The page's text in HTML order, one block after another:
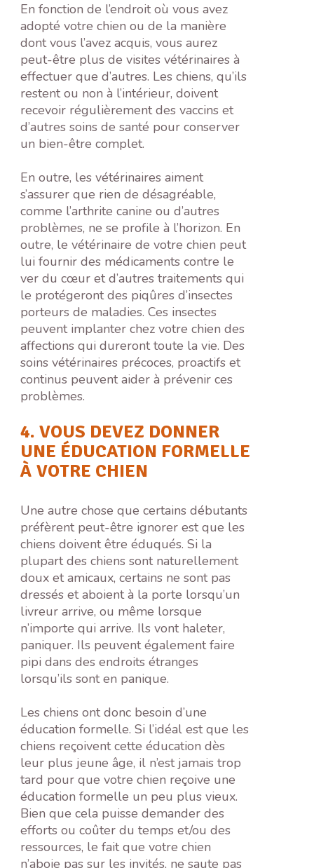
En fonction de l’endroit où vous avez
adopté votre chien ou de la manière
dont vous l’avez acquis, vous aurez
peut-être plus de visites vétérinaires à
effectuer que d’autres. Les chiens, qu’ils
restent ou non à l’intérieur, doivent
recevoir régulièrement des vaccins et
d’autres soins de santé pour conserver
un bien-être complet.
En outre, les vétérinaires aiment
s’assurer que rien de désagréable,
comme l’arthrite canine ou d’autres
problèmes, ne se profile à l’horizon. En
outre, le vétérinaire de votre chien peut
lui fournir des médicaments contre le
ver du cœur et d’autres traitements qui
le protégeront des piqûres d’insectes
porteurs de maladies. Ces insectes
peuvent implanter chez votre chien des
affections qui dureront toute la vie. Des
soins vétérinaires précoces, proactifs et
continus peuvent aider à prévenir ces
problèmes.
4. VOUS DEVEZ DONNER
UNE ÉDUCATION FORMELLE
À VOTRE CHIEN
Une autre chose que certains débutants
préfèrent peut-être ignorer est que les
chiens doivent être éduqués. Si la
plupart des chiens sont naturellement
doux et amicaux, certains ne sont pas
dressés et aboient à la porte lorsqu’un
livreur arrive, ou même lorsque
n’importe qui arrive. Ils vont haleter,
paniquer. Ils peuvent également faire
pipi dans des endroits étranges
lorsqu’ils sont en panique.
Les chiens ont donc besoin d’une
éducation formelle. Si l’idéal est que les
chiens reçoivent cette éducation dès
leur plus jeune âge, il n’est jamais trop
tard pour que votre chien reçoive une
éducation formelle un peu plus vieux.
Bien que cela puisse demander des
efforts ou coûter du temps et/ou des
ressources, le fait que votre chien
n’aboie pas sur les invités, ne saute pas